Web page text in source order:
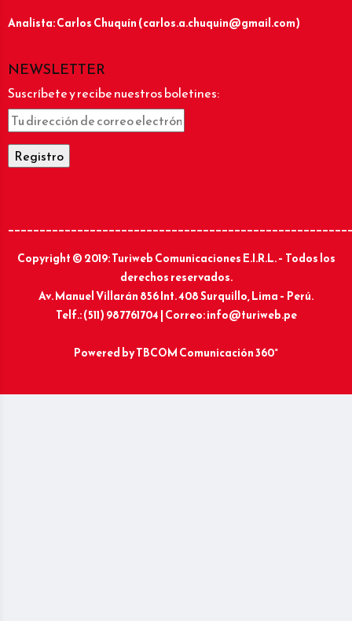
Analista: Carlos Chuquín (carlos.a.chuquin@gmail.com)
NEWSLETTER
Suscríbete y recibe nuestros boletines:
Copyright © 2019: Turiweb Comunicaciones E.I.R.L. – Todos los
derechos reservados.
Av. Manuel Villarán 856 Int. 408 Surquillo, Lima – Perú.
Telf.: (511) 987761704 | Correo: info@turiweb.pe
Powered byTBCOM Comunicación 360°